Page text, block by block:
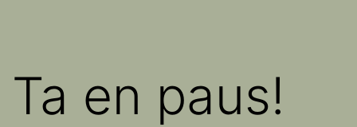
Ta en paus!